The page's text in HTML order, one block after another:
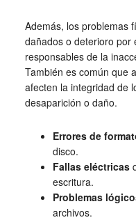
Además, los problemas
dañados o deterioro por
responsables de la
También es común que
afecten la integridad de
desaparición o daño.
Errores de
disco.
Fallas eléctricas
escritura.
Problemas
archivos.